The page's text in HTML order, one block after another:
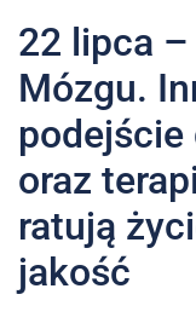
22 lipca
Mózgu.
oraz
ratują
jakość